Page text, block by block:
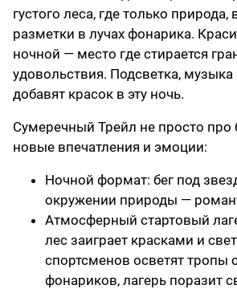
густого леса, где только
разметки в лучах фонарика.
ночной — место где стирается
удовольствия. Подсветка, музыка
добавят красок в эту ночь.
Сумеречный Трейл не просто про
новые впечатления и эмоции:
Ночной формат: бег под
окружении природы —
Атмосферный стартовый
лес заиграет красками и
спортсменов осветят тропы
фонариков, лагерь поразит